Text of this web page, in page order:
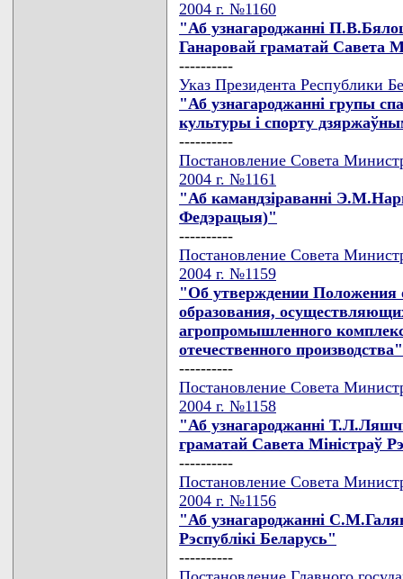
2004 г. №1160
"Аб узнагароджаннi
Ганаровай граматай Савета
----------
Указ Президента Республики
"Аб узнагароджаннi групы
культуры i спорту
----------
Постановление Совета
2004 г. №1161
"Аб камандзiраваннi
Федэрацыя)"
----------
Постановление Совета
2004 г. №1159
"Об утверждении Положения
образования,
агропромышленного
отечественного производства"
----------
Постановление Совета
2004 г. №1158
"Аб узнагароджаннi
граматай Савета Мiнiстраў
----------
Постановление Совета
2004 г. №1156
"Аб узнагароджаннi
Рэспублiкi Беларусь"
----------